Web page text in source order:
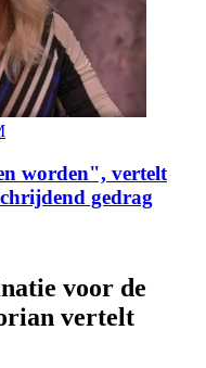
worden", vertelt
gedrag
voor de
vertelt